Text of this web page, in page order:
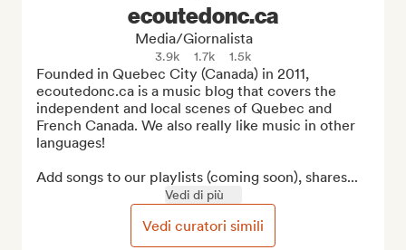
ecoutedonc.ca
Media/Giornalista
3.9k 1.7k 1.5k
Founded in Quebec City (Canada) in 2011,
ecoutedonc.ca is a music blog that covers the
independent and local scenes of Quebec and
French Canada. We also really like music in other
languages!
Add songs to our playlists (coming soon), shares...
Vedi di più
Vedi curatori simili